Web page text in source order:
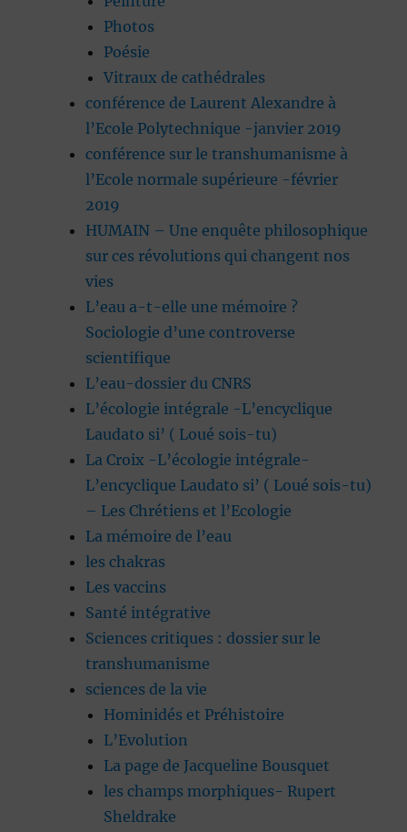
Photos
Poésie
Vitraux de cathédrales
conférence de Laurent Alexandre à
l’Ecole Polytechnique -janvier 2019
conférence sur le transhumanisme à
l’Ecole normale supérieure -février
2019
HUMAIN – Une enquête philosophique
sur ces révolutions qui changent nos
vies
L’eau a-t-elle une mémoire ?
Sociologie d’une controverse
scientifique
L’eau-dossier du CNRS
L’écologie intégrale -L’encyclique
Laudato si’ ( Loué sois-tu)
La Croix -L’écologie intégrale-
L’encyclique Laudato si’ ( Loué sois-tu)
– Les Chrétiens et l’Ecologie
La mémoire de l’eau
les chakras
Les vaccins
Santé intégrative
Sciences critiques : dossier sur le
transhumanisme
sciences de la vie
Hominidés et Préhistoire
L’Evolution
La page de Jacqueline Bousquet
les champs morphiques- Rupert
Sheldrake